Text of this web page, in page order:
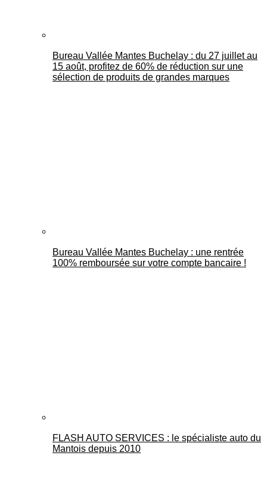
Bureau Vallée Mantes Buchelay : du 27 juillet au
15 août, profitez de 60% de réduction sur une
sélection de produits de grandes marques
Bureau Vallée Mantes Buchelay : une rentrée
100% remboursée sur votre compte bancaire !
FLASH AUTO SERVICES : le spécialiste auto du
Mantois depuis 2010